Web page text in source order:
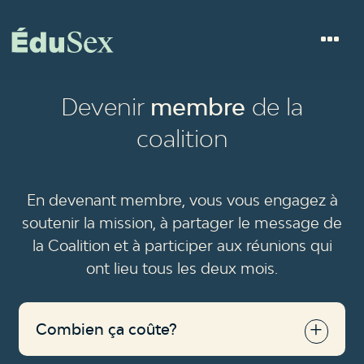
Devenir membre de la
coalition
En devenant membre, vous vous engagez à
soutenir la mission, à partager le message de
la Coalition et à participer aux réunions qui
ont lieu tous les deux mois.
Combien ça coûte?